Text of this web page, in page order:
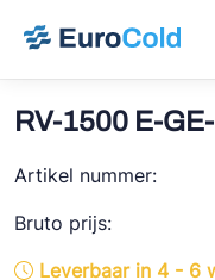
info@eurocold.nl
EN
Merken
Castel
Frigomec
Koudemiddelen
Downloads
Over ons
Contact
RV-1500 E-
Artikel nummer:
Bruto prijs:
Leverbaar in 4 - 6